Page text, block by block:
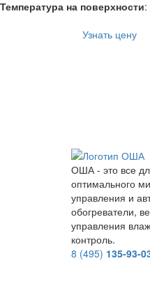
Температура на поверхности:
Узнать цену
ОША - это все
оптимального
управления и
обогреватели,
управления
контроль.
8 (495) 135-93-